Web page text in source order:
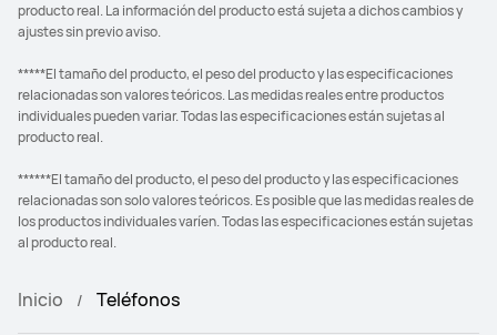
producto real. La información del producto está sujeta a dichos cambios y
ajustes sin previo aviso.
*****El tamaño del producto, el peso del producto y las especificaciones
relacionadas son valores teóricos. Las medidas reales entre productos
individuales pueden variar. Todas las especificaciones están sujetas al
producto real.
******El tamaño del producto, el peso del producto y las especificaciones
relacionadas son solo valores teóricos. Es posible que las medidas reales de
los productos individuales varíen. Todas las especificaciones están sujetas
al producto real.
Inicio Teléfonos